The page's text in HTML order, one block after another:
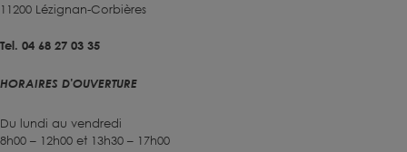
11200 Lézignan-Corbières
Tel. 04 68 27 03 35
HORAIRES D'OUVERTURE
Du lundi au vendredi
8h00 – 12h00 et 13h30 – 17h00